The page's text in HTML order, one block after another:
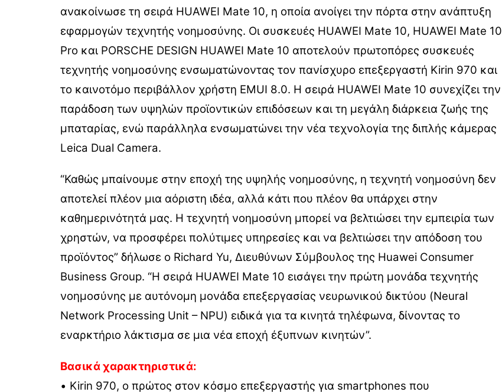
ανακοίνωσε τη σειρά HUAWEI Mate 10, η οποία ανοίγει την πόρτα στην ανάπτυξη
εφαρμογών τεχνητής νοημοσύνης. Οι συσκευές HUAWEI Mate 10, HUAWEI Mate 10
Pro και PORSCHE DESIGN HUAWEI Mate 10 αποτελούν πρωτοπόρες συσκευές
τεχνητής νοημοσύνης ενσωματώνοντας τον πανίσχυρο επεξεργαστή Kirin 970 και
το καινοτόμο περιβάλλον χρήστη EMUI 8.0. Η σειρά HUAWEI Mate 10 συνεχίζει την
παράδοση των υψηλών προϊοντικών επιδόσεων και τη μεγάλη διάρκεια ζωής της
μπαταρίας, ενώ παράλληλα ενσωματώνει την νέα τεχνολογία της διπλής κάμερας
Leica Dual Camera.
“Καθώς μπαίνουμε στην εποχή της υψηλής νοημοσύνης, η τεχνητή νοημοσύνη δεν
αποτελεί πλέον μια αόριστη ιδέα, αλλά κάτι που πλέον θα υπάρχει στην
καθημερινότητά μας. Η τεχνητή νοημοσύνη μπορεί να βελτιώσει την εμπειρία των
χρηστών, να προσφέρει πολύτιμες υπηρεσίες και να βελτιώσει την απόδοση του
προϊόντος” δήλωσε ο Richard Yu, Διευθύνων Σύμβουλος της Huawei Consumer
Business Group. “Η σειρά HUAWEI Mate 10 εισάγει την πρώτη μονάδα τεχνητής
νοημοσύνης με αυτόνομη μονάδα επεξεργασίας νευρωνικού δικτύου (Neural
Network Processing Unit – NPU) ειδικά για τα κινητά τηλέφωνα, δίνοντας το
εναρκτήριο λάκτισμα σε μια νέα εποχή έξυπνων κινητών”.
Βασικά χαρακτηριστικά:
• Kirin 970, ο πρώτος στον κόσμο επεξεργαστής για smartphones που